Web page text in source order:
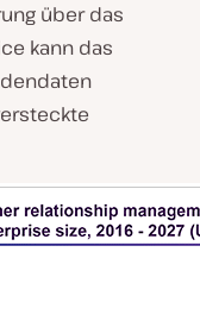
über das
kann das